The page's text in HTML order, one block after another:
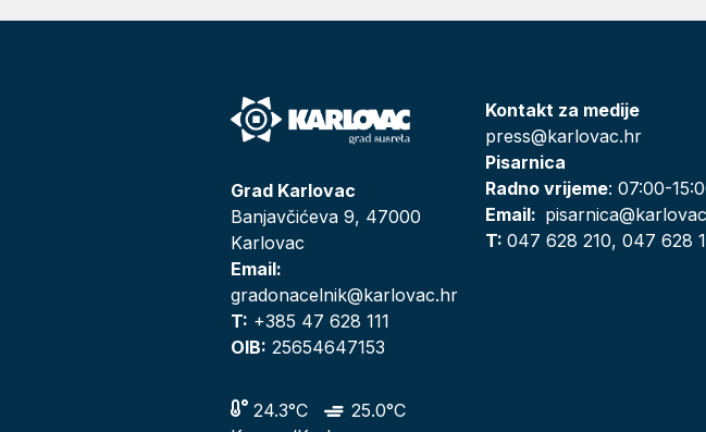
Grad Karlovac
Banjavčićeva 9, 47000
Karlovac
Email:
gradonacelnik@karlovac.hr
T: +385 47 628 111
OIB: 25654647153
24.3°C
25.0°C
Kontakt za medije
press@karlovac.hr
Pisarnica
Radno vrijeme: 07:00-
Email:
T:047 628 210, 047 628